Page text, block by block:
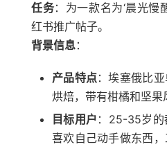
任务：为一款名为‘晨光慢
红书推广帖子。
背景信息：
产品特点：埃塞俄比
烘焙，带有柑橘和坚果
目标用户 ：25-35岁的
喜欢自己动手做东西